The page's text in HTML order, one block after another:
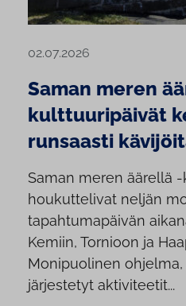
02.07.2026
Saman meren
kulttuuripäivät
runsaasti
Saman meren äärellä
houkuttelivat neljän
tapahtumapäivän
Kemiin, Tornioon ja
Monipuolinen ohjelma,
järjestetyt aktiviteetit...